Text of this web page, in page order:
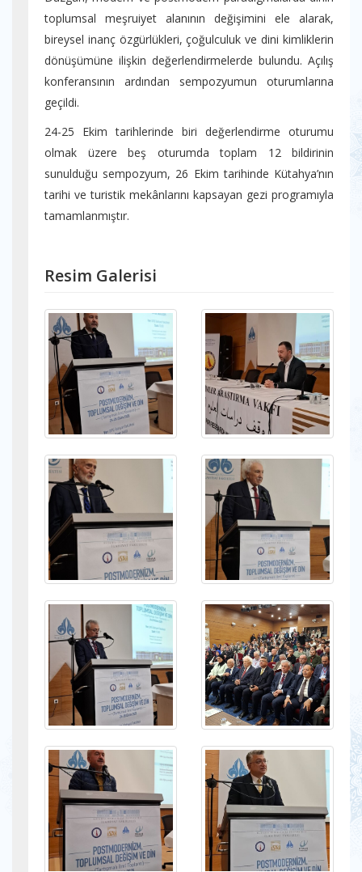
toplumsal meşruiyet alanının değişimini ele alarak,
bireysel inanç özgürlükleri, çoğulculuk ve dini kimliklerin
dönüşümüne ilişkin değerlendirmelerde bulundu. Açılış
konferansının ardından sempozyumun oturumlarına
geçildi.
24-25 Ekim tarihlerinde biri değerlendirme oturumu
olmak üzere beş oturumda toplam 12 bildirinin
sunulduğu sempozyum, 26 Ekim tarihinde Kütahya’nın
tarihi ve turistik mekânlarını kapsayan gezi programıyla
tamamlanmıştır.
Resim Galerisi